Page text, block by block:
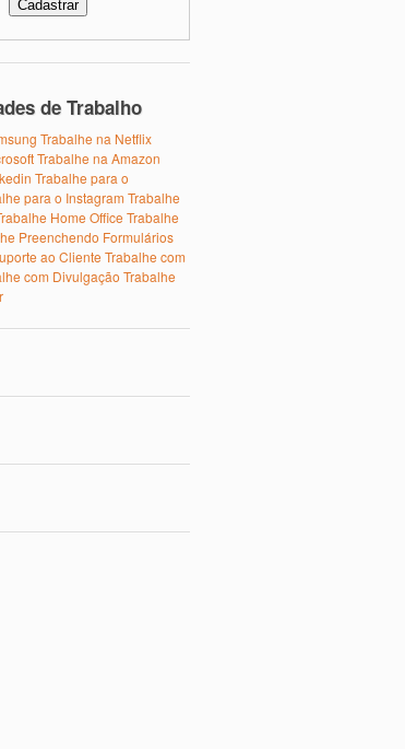
de Trabalho
Trabalhe na Netflix
Trabalhe na Amazon
Trabalhe para o
para o Instagram Trabalhe
Home Office Trabalhe
Preenchendo Formulários
ao Cliente Trabalhe com
com Divulgação Trabalhe